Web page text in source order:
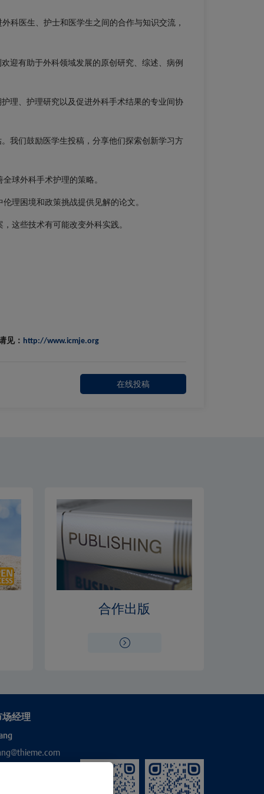
科医生、护士和医学生之间的合作与知识交流，
迎有助于外科领域发展的原创研究、综述、病例
理、护理研究以及促进外科手术结果的专业间协
我们鼓励医学生投稿，分享他们探索创新学习方
球外科手术护理的策略。
理困境和政策挑战提供见解的论文。
这些技术有可能改变外科实践。
见： http://www.icmje.org
在线投稿
合作出版
经理